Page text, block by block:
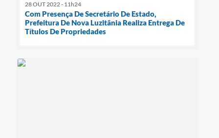
28 OUT 2022 - 11h24
Com Presença De Secretário De Estado,
Prefeitura De Nova Luzitânia Realiza Entrega De
Títulos De Propriedades